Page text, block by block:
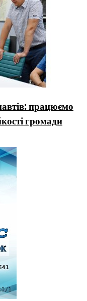
працюємо
громади